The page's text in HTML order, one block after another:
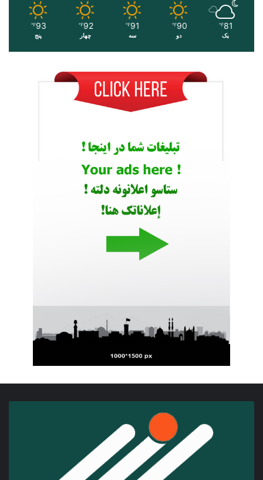
81
℉
یک
90
℉
دو
91
℉
سه
92
℉
چهار
93
℉
پنج